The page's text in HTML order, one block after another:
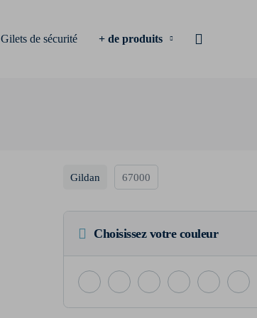
Gilets de sécurité + de produits
Gildan 67000
Choisissez votre couleur